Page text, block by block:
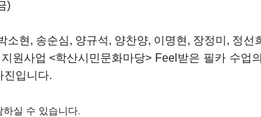
)
현, 송순심, 양규석, 양찬양, 이명현, 장정미, 정선
사업 <학산시민문화마당> Feel받은 필카 수업의
진입니다.
실 수 있습니다.